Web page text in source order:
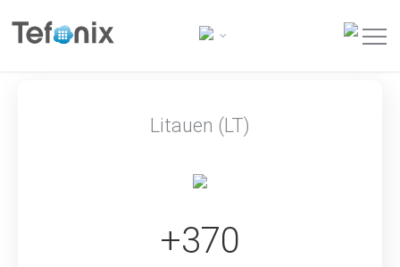
Litauen (LT)
+370